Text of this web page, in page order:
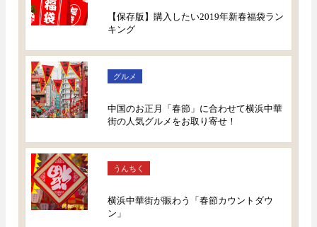
【保存版】購入したい2019年新春福袋ラン
キング
グルメ
中国のお正月「春節」に合わせて横浜中華
街の人気グルメをお取り寄せ！
うんちく
横浜中華街が賑わう「春節カウントダウ
ン」